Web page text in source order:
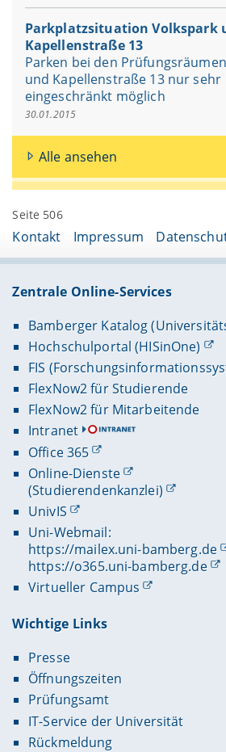
Parkplatzsituation Volkspark
Kapellenstraße 13
Parken bei den
und Kapellenstraße 13 nur sehr
eingeschränkt möglich
30.01.2015
Alle ansehen
Seite 506
Kontakt Impressum
Zentrale Online-Services
Bamberger Katalog
Hochschulportal (HISinOne)
FIS
FlexNow2 für Studierende
FlexNow2 für Mitarbeitende
Intranet
Office 365
Online-Dienste
(Studierendenkanzlei)
UnivIS
Uni-Webmail:
https://mailex.uni-bamberg.de
https://o365.uni-bamberg.de
Virtueller Campus
Wichtige Links
Presse
Öffnungszeiten
Prüfungsamt
IT-Service der Universität
Rückmeldung